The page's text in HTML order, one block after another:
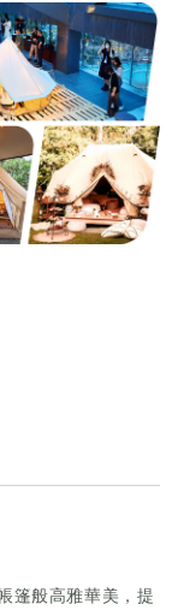
篷般高雅華美，提